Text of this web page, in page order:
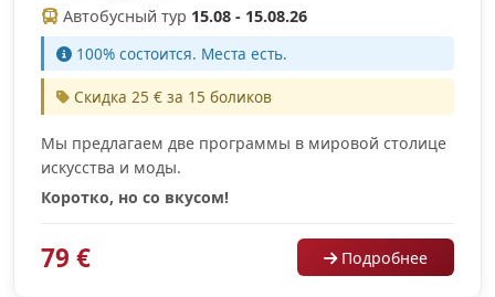
Автобусный тур 15.08 - 15.08.26
100% cостоится. Места есть.
Скидка 25 € за 15 боликов
Мы предлагаем две программы в мировой столице
искусства и моды.
Коротко, но со вкусом!
79 € Подробнее